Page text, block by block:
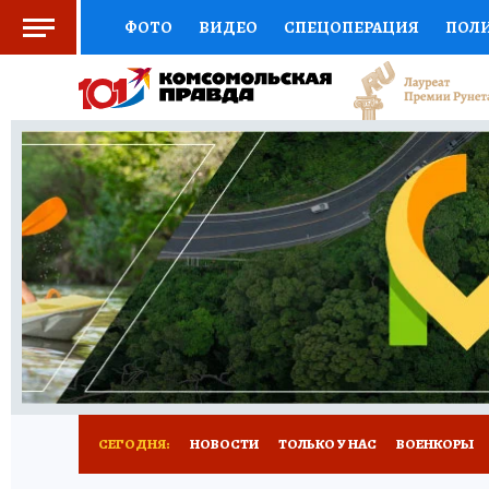
ФОТО ВИДЕО СПЕЦОПЕРАЦИЯ
СОЦПОДДЕРЖКА НАУКА СПЕЦПРОЕКТЫ
НАЦИОНАЛЬНЫЕ ПРОЕКТЫ РОССИИ
ЖЕНСКИЕ СЕКРЕТЫ ПУТЕВОДИТЕЛЬ
ДЕФИЦИТ ЖЕЛЕЗА ПРЕСС-ЦЕНТР
РЕКЛАМА ТЕСТЫ НОВОЕ НА САЙТЕ
СЕГОДНЯ: НОВОСТИ ТОЛЬКО У НАС ВОЕНКОРЫ